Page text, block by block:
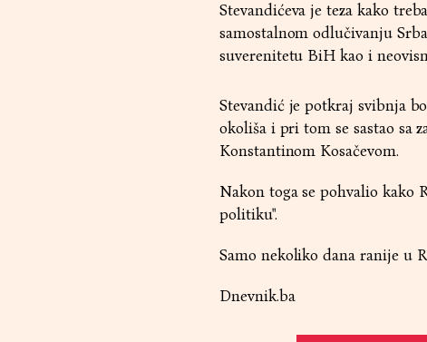
Stevandićeva je teza kako
samostalnom odlučivanju
suverenitetu BiH kao i
Stevandić je potkraj svibnja
okoliša i pri tom se sastao sa
Konstantinom Kosačevom.
Nakon toga se pohvalio kako
politiku".
Samo nekoliko dana ranije u
Dnevnik.ba